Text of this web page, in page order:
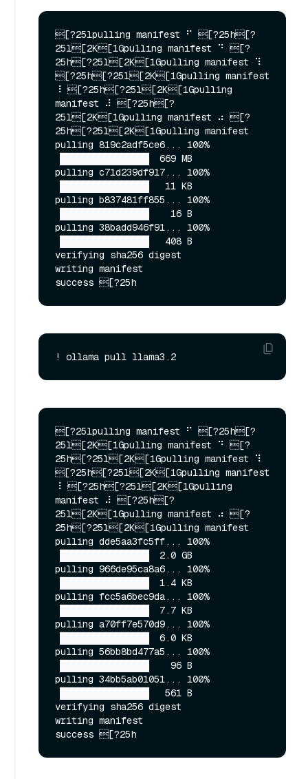
[?25lpulling manifest ⠋ [?25h[?
25l[2K[1Gpulling manifest ⠙ [?
25h[?25l[2K[1Gpulling manifest ⠹
[?25h[?25l[2K[1Gpulling manifest
⠸ [?25h[?25l[2K[1Gpulling
manifest ⠼ [?25h[?
25l[2K[1Gpulling manifest ⠴ [?
25h[?25l[2K[1Gpulling manifest
pulling 819c2adf5ce6... 100%
▕████████████████▏ 669 MB
pulling c71d239df917... 100%
▕████████████████▏  11 KB
pulling b837481ff855... 100%
▕████████████████▏   16 B
pulling 38badd946f91... 100%
▕████████████████▏  408 B
verifying sha256 digest
writing manifest
[?25lpulling manifest ⠋ [?25h[?
25l[2K[1Gpulling manifest ⠙ [?
25h[?25l[2K[1Gpulling manifest ⠹
[?25h[?25l[2K[1Gpulling manifest
⠸ [?25h[?25l[2K[1Gpulling
manifest ⠼ [?25h[?
25l[2K[1Gpulling manifest ⠴ [?
25h[?25l[2K[1Gpulling manifest
pulling dde5aa3fc5ff... 100%
▕████████████████▏ 2.0 GB
pulling 966de95ca8a6... 100%
▕████████████████▏ 1.4 KB
pulling fcc5a6bec9da... 100%
▕████████████████▏ 7.7 KB
pulling a70ff7e570d9... 100%
▕████████████████▏ 6.0 KB
pulling 56bb8bd477a5... 100%
▕████████████████▏   96 B
pulling 34bb5ab01051... 100%
▕████████████████▏  561 B
verifying sha256 digest
writing manifest